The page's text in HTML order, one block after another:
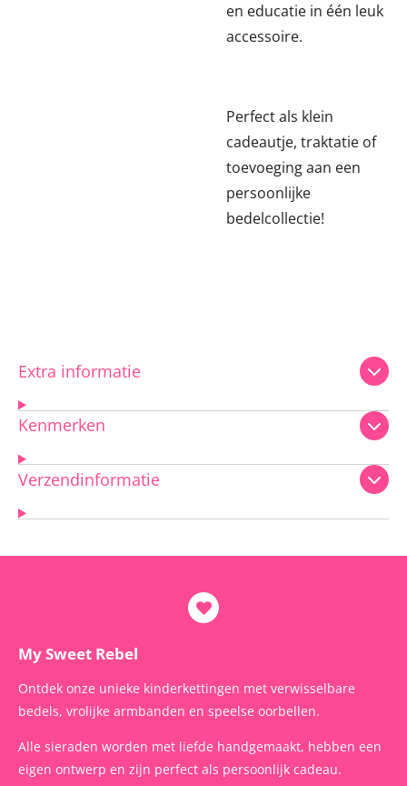
en educatie in één leuk
accessoire.
Perfect als klein
cadeautje, traktatie of
toevoeging aan een
persoonlijke
bedelcollectie!
Extra informatie
Kenmerken
Verzendinformatie
My Sweet Rebel
Ontdek onze unieke kinderkettingen met verwisselbare
bedels, vrolijke armbanden en speelse oorbellen.
Alle sieraden worden met liefde handgemaakt, hebben een
eigen ontwerp en zijn perfect als persoonlijk cadeau.